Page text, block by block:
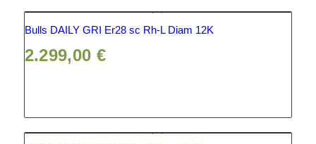
Bulls DAILY GRI Er28 sc Rh-L Diam 12K
2.299,00 €